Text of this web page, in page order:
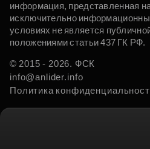
информация, представленная
исключительно
условиях не является
положениями статьи 437 ГК РФ.
© 2015 - 2026. ФСК
info@anlider.info
Политика